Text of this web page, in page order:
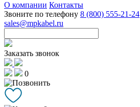
О компании Контакты
Звоните по телефону 8 (800) 555-21-24
sales@mpkabel.ru
Заказать звонок
0